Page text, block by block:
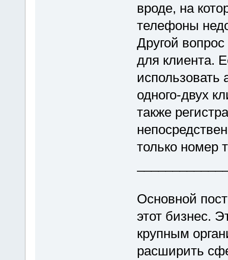
вроде, на
телефоны
Другой
для клиента.
использовать
одного-двух
также
только номер
Основной
этот бизнес.
крупным
расширить